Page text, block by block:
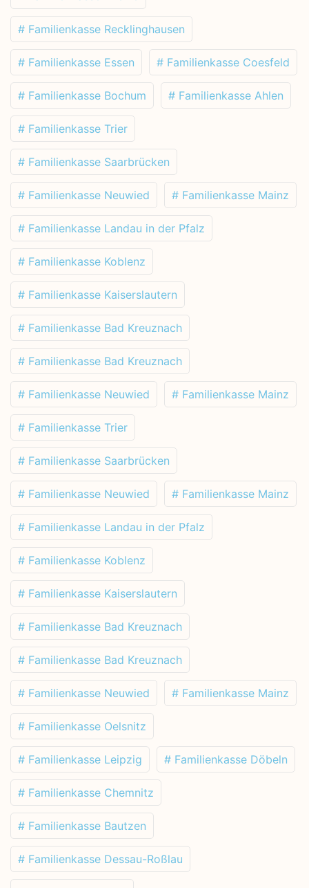
# Familienkasse Recklinghausen
# Familienkasse Essen # Familienkasse Coesfeld
# Familienkasse Bochum # Familienkasse Ahlen
# Familienkasse Trier
# Familienkasse Saarbrücken
# Familienkasse Neuwied # Familienkasse Mainz
# Familienkasse Landau in der Pfalz
# Familienkasse Koblenz
# Familienkasse Kaiserslautern
# Familienkasse Bad Kreuznach
# Familienkasse Bad Kreuznach
# Familienkasse Neuwied # Familienkasse Mainz
# Familienkasse Trier
# Familienkasse Saarbrücken
# Familienkasse Neuwied # Familienkasse Mainz
# Familienkasse Landau in der Pfalz
# Familienkasse Koblenz
# Familienkasse Kaiserslautern
# Familienkasse Bad Kreuznach
# Familienkasse Bad Kreuznach
# Familienkasse Neuwied # Familienkasse Mainz
# Familienkasse Oelsnitz
# Familienkasse Leipzig # Familienkasse Döbeln
# Familienkasse Chemnitz
# Familienkasse Bautzen
# Familienkasse Dessau-Roßlau